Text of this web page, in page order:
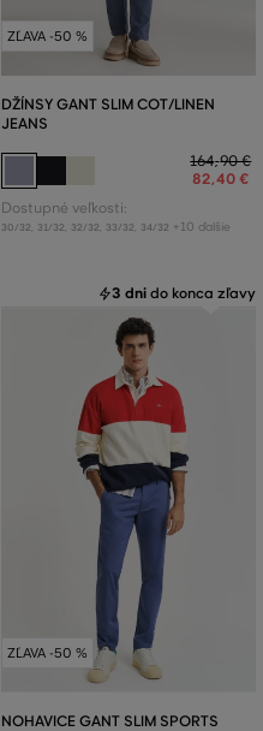
ZĽAVA -50 %
DŽÍNSY GANT SLIM COT/LINEN
JEANS
164,90 €
82,40 €
Dostupné veľkosti:
30/32 31/32 32/32 33/32 34/32 +10 ďalšie
3 dni do konca zľavy
ZĽAVA -50 %
NOHAVICE GANT SLIM SPORTS